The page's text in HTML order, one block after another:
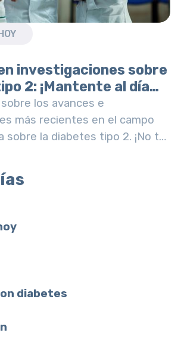
investigaciones sobre
2: ¡Mantente al día
más recientes!
los avances e
más recientes en el campo
sobre la diabetes tipo 2. ¡No te
diabetes